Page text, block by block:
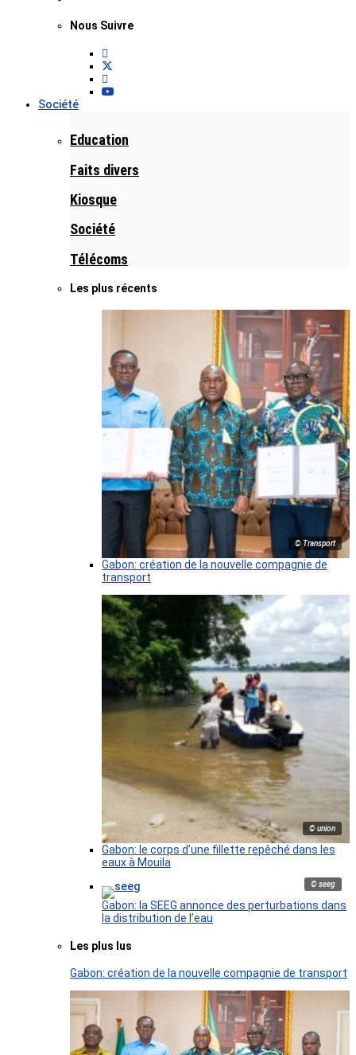
Nous Suivre
Société
Education
Faits divers
Kiosque
Société
Télécoms
Les plus récents
© Transport
Gabon: création de la nouvelle compagnie de
transport
© union
Gabon: le corps d’une fillette repêché dans les
eaux à Mouila
© seeg
Gabon: la SEEG annonce des perturbations dans
la distribution de l’eau
Les plus lus
Gabon: création de la nouvelle compagnie de transport